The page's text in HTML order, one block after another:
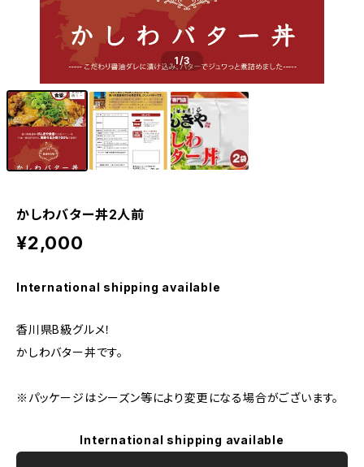
1/3
かしわバター丼2人前
¥2,000
International shipping available
香川県B級グルメ！
かしわバター丼です。
※パッケージはシーズン等により変更になる場合がございます。
International shipping available